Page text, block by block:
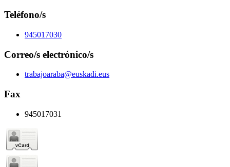
Teléfono/s
945017030
Correo/s electrónico/s
trabajoaraba@euskadi.eus
Fax
945017031